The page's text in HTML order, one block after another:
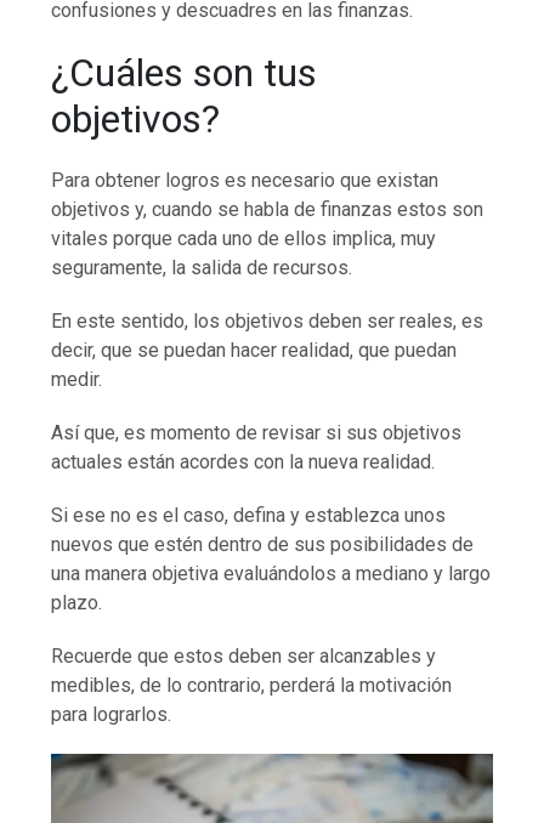
confusiones y descuadres en las finanzas.
¿Cuáles son tus
objetivos?
Para obtener logros es necesario que existan
objetivos y, cuando se habla de finanzas estos son
vitales porque cada uno de ellos implica, muy
seguramente, la salida de recursos.
En este sentido, los objetivos deben ser reales, es
decir, que se puedan hacer realidad, que puedan
medir.
Así que, es momento de revisar si sus objetivos
actuales están acordes con la nueva realidad.
Si ese no es el caso, defina y establezca unos
nuevos que estén dentro de sus posibilidades de
una manera objetiva evaluándolos a mediano y largo
plazo.
Recuerde que estos deben ser alcanzables y
medibles, de lo contrario, perderá la motivación
para lograrlos.